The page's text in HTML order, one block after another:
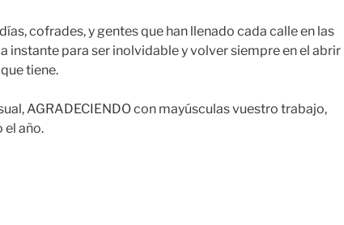
cofrades, y gentes que han llenado cada calle en las
instante para ser inolvidable y volver siempre en el abrir
tiene.
AGRADECIENDO con mayúsculas vuestro trabajo,
el año.